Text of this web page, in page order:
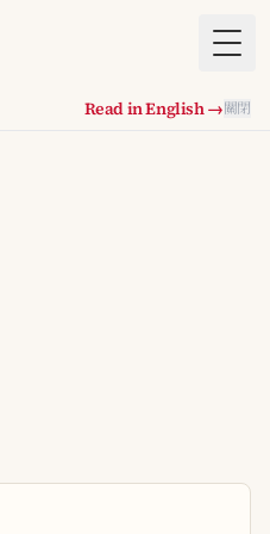
Read in English →關閉